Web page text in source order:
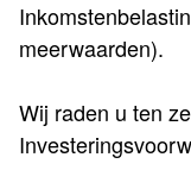
meerwaarden).
Wij raden u ten